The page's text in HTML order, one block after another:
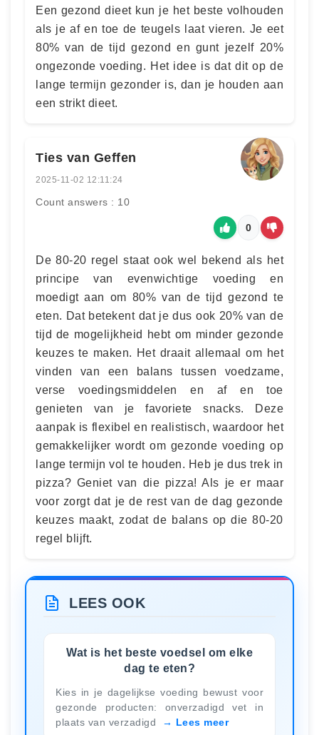
Een gezond dieet kun je het beste volhouden
als je af en toe de teugels laat vieren. Je eet
80% van de tijd gezond en gunt jezelf 20%
ongezonde voeding. Het idee is dat dit op de
lange termijn gezonder is, dan je houden aan
een strikt dieet.
Ties van Geffen
2025-11-02 12:11:24
Count answers : 10
0
De 80-20 regel staat ook wel bekend als het
principe van evenwichtige voeding en
moedigt aan om 80% van de tijd gezond te
eten. Dat betekent dat je dus ook 20% van de
tijd de mogelijkheid hebt om minder gezonde
keuzes te maken. Het draait allemaal om het
vinden van een balans tussen voedzame,
verse voedingsmiddelen en af en toe
genieten van je favoriete snacks. Deze
aanpak is flexibel en realistisch, waardoor het
gemakkelijker wordt om gezonde voeding op
lange termijn vol te houden. Heb je dus trek in
pizza? Geniet van die pizza! Als je er maar
voor zorgt dat je de rest van de dag gezonde
keuzes maakt, zodat de balans op die 80-20
regel blijft.
LEES OOK
Wat is het beste voedsel om elke
dag te eten?
Kies in je dagelijkse voeding bewust voor
gezonde producten: onverzadigd vet in
plaats van verzadigd
Lees meer